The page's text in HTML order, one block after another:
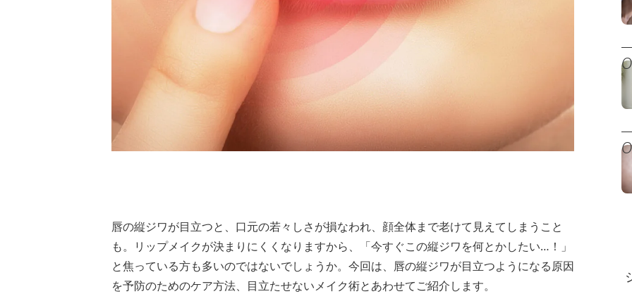
唇の縦ジワが目立つと、口元の若々しさが損なわれ、顔全体まで老けて見えてしまうこと
も。リップメイクが決まりにくくなりますから、「今すぐこの縦ジワを何とかしたい…！」
と焦っている方も多いのではないでしょうか。今回は、唇の縦ジワが目立つようになる原因
を予防のためのケア方法、目立たせないメイク術とあわせてご紹介します。